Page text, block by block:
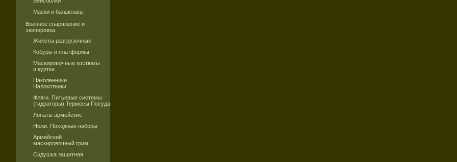
Маски и балаклавы
Военное снаряжение и
экипировка
Жилеты разгрузочные
Кобуры и платформы
Маскировочные костюмы
и куртки
Наколенники.
Налокотники.
Фляги. Питьевые системы
(гидраторы).Термосы.Посуда.
Лопаты армейские
Ножи. Походные наборы
Армейский
маскировочный грим
Сидушка защитная